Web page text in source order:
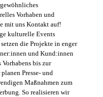
Vorhaben und
mit uns Kontakt auf!
kulturelle Events
die Projekte in enger
und Kund:innen
bis zur
Presse- und
Maßnahmen zum
So realisieren wir